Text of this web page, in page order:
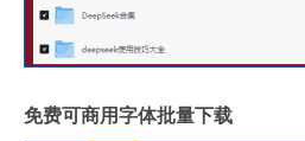
免费可商用字体批量下载